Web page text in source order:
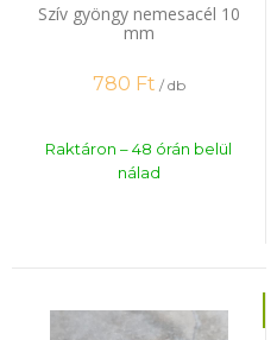
Szív gyöngy nemesacél 10
mm
780 Ft / db
Raktáron – 48 órán belül
nálad